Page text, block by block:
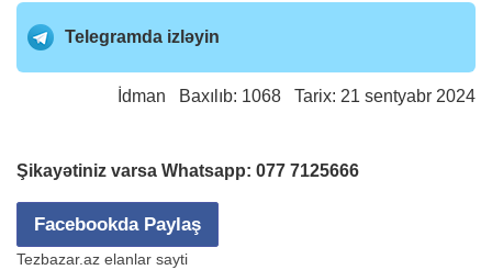
Telegramda izləyin
İdman Baxılıb: 1068 Tarix: 21 sentyabr 2024
Şikayətiniz varsa Whatsapp: 077 7125666
Facebookda Paylaş
Tezbazar.az elanlar sayti